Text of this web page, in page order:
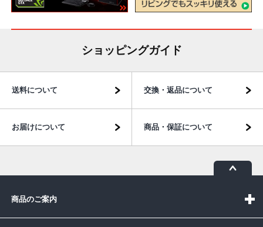
ショッピングガイド
送料について 交換・返品について
お届けについて 商品・保証について
商品のご案内